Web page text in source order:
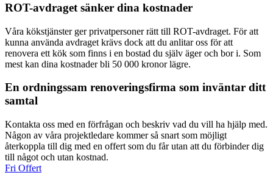
ROT-avdraget sänker dina kostnader
Våra kökstjänster ger privatpersoner rätt till ROT-avdraget. För att
kunna använda avdraget krävs dock att du anlitar oss för att
renovera ett kök som finns i en bostad du själv äger och bor i. Som
mest kan dina kostnader bli 50 000 kronor lägre.
En ordningssam renoveringsfirma som inväntar ditt
samtal
Kontakta oss med en förfrågan och beskriv vad du vill ha hjälp med.
Någon av våra projektledare kommer så snart som möjligt
återkoppla till dig med en offert som du får utan att du förbinder dig
till något och utan kostnad.
Fri Offert